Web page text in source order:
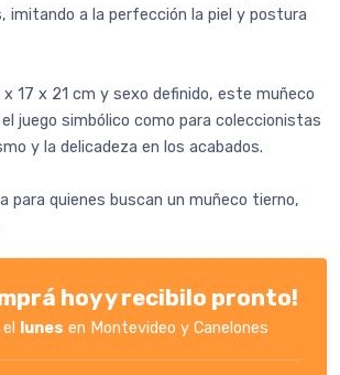
imitando a la perfección la piel y postura
17 x 21 cm y sexo definido, este muñeco
juego simbólico como para coleccionistas
y la delicadeza en los acabados.
para quienes buscan un muñeco tierno,
hoy y recibilo pronto!
lunes en Montevideo y Canelones